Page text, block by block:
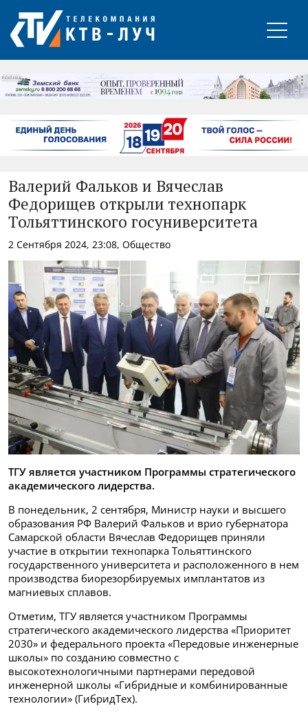
РЕКЛАМА
Валерий Фальков и Вячеслав
Федорищев открыли технопарк
Тольяттинского госуниверситета
2 Сентября 2024, 23:08, Общество
ТГУ является участником Программы стратегического
академического лидерства.
В понедельник, 2 сентября, Министр науки и высшего
образования РФ Валерий Фальков и врио губернатора
Самарской области Вячеслав Федорищев приняли
участие в открытии технопарка Тольяттинского
государственного университета и расположенного в нем
производства биорезорбируемых имплантатов из
магниевых сплавов.
Отметим, ТГУ является участником Программы
стратегического академического лидерства «Приоритет
2030» и федерального проекта «Передовые инженерные
школы» по созданию совместно с
высокотехнологичными партнерами передовой
инженерной школы «Гибридные и комбинированные
технологии» (ГибридТех).